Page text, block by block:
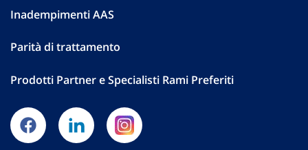
Inadempimenti AAS
Parità di trattamento
Prodotti Partner e Specialisti Rami Preferiti